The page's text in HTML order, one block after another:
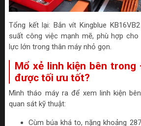
Tổng kết lại: Bắn vít Kingblue
suất công việc mạnh mẽ, phù hợp
lực lớn trong thân máy nhỏ gọn.
Mổ xẻ linh kiện bên trong
được tối ưu tốt?
Mình tháo máy ra để xem linh kiện
quan sát kỹ thuật:
Cùm búa khá to, nặng khoảng